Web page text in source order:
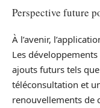
Perspective future
À l’avenir,
Les
ajouts futurs tels
téléconsultation et
renouvellements de